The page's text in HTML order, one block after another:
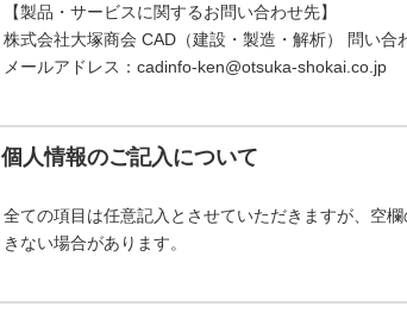
【製品・サービスに関するお問い合わせ先】
株式会社大塚商会 CAD（建設・製造・解析） 問い合
メールアドレス：cadinfo-ken@otsuka-shokai.co.jp
個人情報のご記入について
全ての項目は任意記入とさせていただきますが、空
きない場合があります。